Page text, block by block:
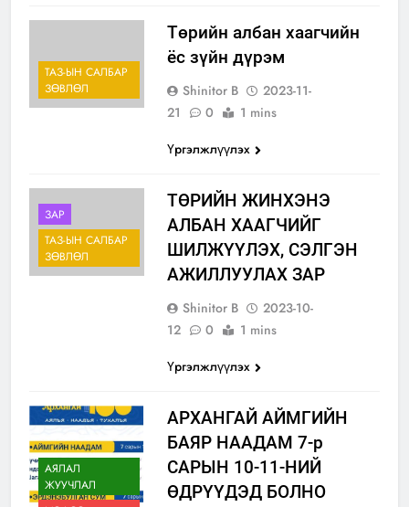
ТАЗ-ЫН САЛБАР
ЗӨВЛӨЛ
Төрийн албан хаагчийн
ёс зүйн дүрэм
Shinitor B
2023-11-
21
0
1 mins
Үргэлжлүүлэх
ЗАР
ТАЗ-ЫН САЛБАР
ЗӨВЛӨЛ
ТӨРИЙН ЖИНХЭНЭ
АЛБАН ХААГЧИЙГ
ШИЛЖҮҮЛЭХ, СЭЛГЭН
АЖИЛЛУУЛАХ ЗАР
Shinitor B
2023-10-
12
0
1 mins
Үргэлжлүүлэх
АЯЛАЛ
ЖУУЧЛАЛ
АРХАНГАЙ АЙМГИЙН
БАЯР НААДАМ 7-р
САРЫН 10-11-НИЙ
ӨДРҮҮДЭД БОЛНО